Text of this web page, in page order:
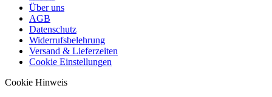
Über uns
AGB
Datenschutz
Widerrufsbelehrung
Versand & Lieferzeiten
Cookie Einstellungen
Cookie Hinweis